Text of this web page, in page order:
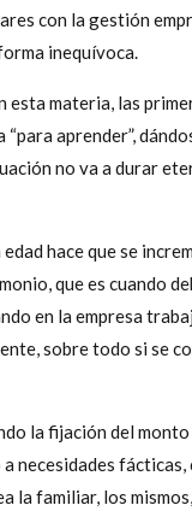
con la gestión
inequívoca.
esta materia, las
aprender”,
no va a durar
hace que se
que es cuando
en la empresa
sobre todo si se
la fijación del
necesidades
la familiar, los